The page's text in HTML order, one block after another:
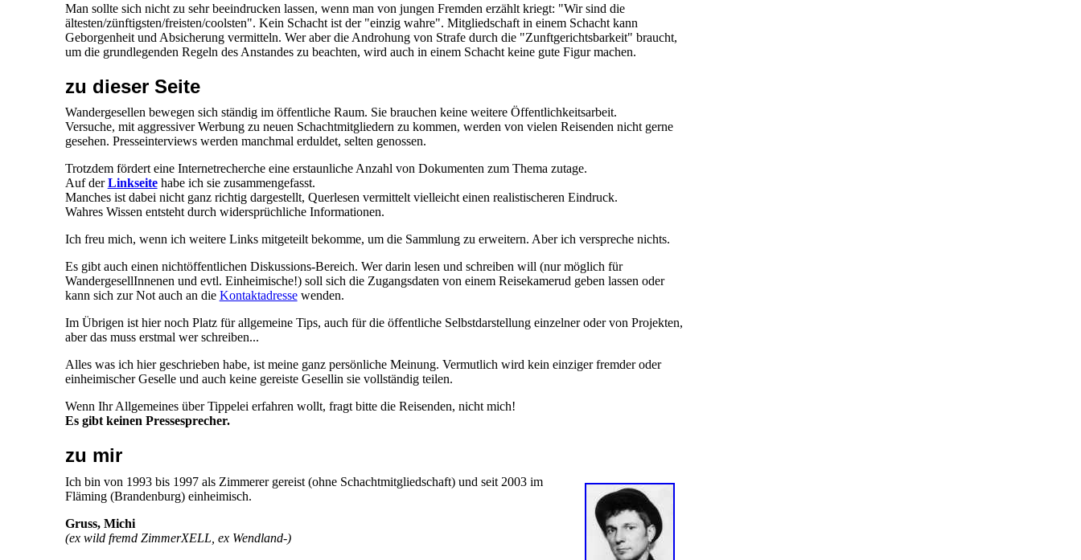
Man sollte sich nicht zu sehr beeindrucken lassen, wenn man von jungen Fremden erzählt kriegt: "Wir sind die
ältesten/zünftigsten/freisten/coolsten". Kein Schacht ist der "einzig wahre". Mitgliedschaft in einem Schacht kann
Geborgenheit und Absicherung vermitteln. Wer aber die Androhung von Strafe durch die "Zunftgerichtsbarkeit" braucht,
um die grundlegenden Regeln des Anstandes zu beachten, wird auch in einem Schacht keine gute Figur machen.
zu dieser Seite
Wandergesellen bewegen sich ständig im öffentliche Raum. Sie brauchen keine weitere Öffentlichkeitsarbeit.
Versuche, mit aggressiver Werbung zu neuen Schachtmitgliedern zu kommen, werden von vielen Reisenden nicht gerne
gesehen. Presseinterviews werden manchmal erduldet, selten genossen.
Trotzdem fördert eine Internetrecherche eine erstaunliche Anzahl von Dokumenten zum Thema zutage.
Auf derLinkseitehabe ich sie zusammengefasst.
Manches ist dabei nicht ganz richtig dargestellt, Querlesen vermittelt vielleicht einen realistischeren Eindruck.
Wahres Wissen entsteht durch widersprüchliche Informationen.
Ich freu mich, wenn ich weitere Links mitgeteilt bekomme, um die Sammlung zu erweitern. Aber ich verspreche nichts.
Es gibt auch einen nichtöffentlichen Diskussions-Bereich. Wer darin lesen und schreiben will (nur möglich für
WandergesellInnenen und evtl. Einheimische!) soll sich die Zugangsdaten von einem Reisekamerud geben lassen oder
kann sich zur Not auch an die Kontaktadressewenden.
Im Übrigen ist hier noch Platz für allgemeine Tips, auch für die öffentliche Selbstdarstellung einzelner oder von Projekten,
aber das muss erstmal wer schreiben...
Alles was ich hier geschrieben habe, ist meine ganz persönliche Meinung. Vermutlich wird kein einziger fremder oder
einheimischer Geselle und auch keine gereiste Gesellin sie vollständig teilen.
Wenn Ihr Allgemeines über Tippelei erfahren wollt, fragt bitte die Reisenden, nicht mich!
Es gibt keinen Pressesprecher.
zu mir
Ich bin von 1993 bis 1997 als Zimmerer gereist (ohne Schachtmitgliedschaft) und seit 2003 im
Fläming (Brandenburg) einheimisch.
Gruss, Michi
(ex wild fremd ZimmerXELL, ex Wendland-)